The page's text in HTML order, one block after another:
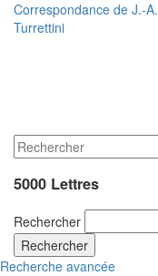
Correspondance de J.-A.
Turrettini
5000 Lettres
Rechercher
Rechercher
Recherche avancée